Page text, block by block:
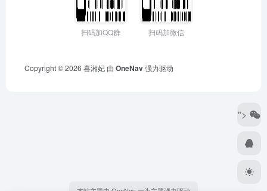
扫码加QQ群 扫码加微信
Copyright © 2026 喜湘妃 由 OneNav强力驱动
">